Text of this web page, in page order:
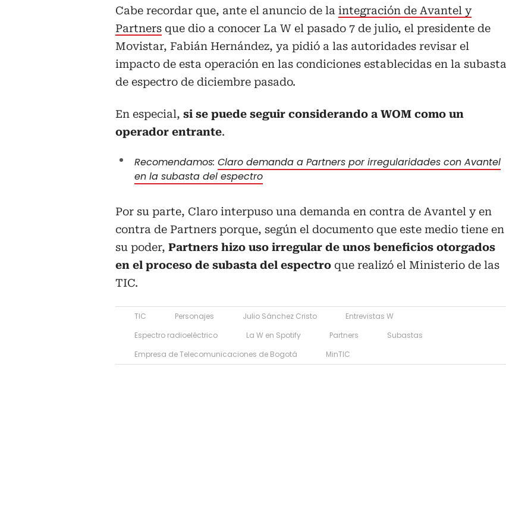
Cabe recordar que, ante el anuncio de la integración de Avantel y
Partners que dio a conocer La W el pasado 7 de julio, el presidente de
Movistar, Fabián Hernández, ya pidió a las autoridades revisar el
impacto de esta operación en las condiciones establecidas en la subasta
de espectro de diciembre pasado.
En especial, si se puede seguir considerando a WOM como un
operador entrante.
Recomendamos: Claro demanda a Partners por irregularidades con Avantel
en la subasta del espectro
Por su parte, Claro interpuso una demanda en contra de Avantel y en
contra de Partners porque, según el documento que este medio tiene en
su poder, Partners hizo uso irregular de unos beneficios otorgados
en el proceso de subasta del espectro que realizó el Ministerio de las
TIC.
TIC Personajes Julio Sánchez Cristo
Entrevistas W
Espectro radioeléctrico
La W en Spotify Partners
Subastas
Empresa de Telecomunicaciones de Bogotá
MinTIC